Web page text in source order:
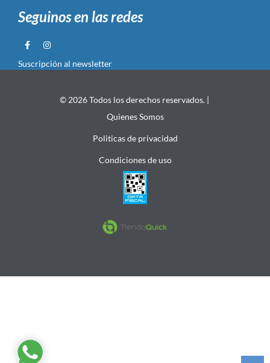
Seguinos en las redes
Suscripción al newsletter
© 2026 Todos los derechos reservados. |
Quienes Somos
Politicas de privacidad
Condiciones de uso